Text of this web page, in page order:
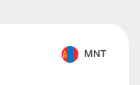
MNT